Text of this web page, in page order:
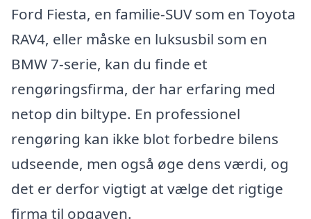
Ford Fiesta, en familie-SUV som en Toyota
RAV4, eller måske en luksusbil som en
BMW 7-serie, kan du finde et
rengøringsfirma, der har erfaring med
netop din biltype. En professionel
rengøring kan ikke blot forbedre bilens
udseende, men også øge dens værdi, og
det er derfor vigtigt at vælge det rigtige
firma til opgaven.